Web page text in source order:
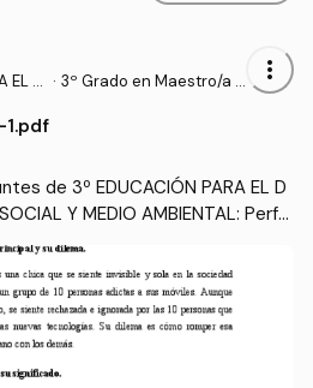
EL D · 3º Grado en Maestro/a d
more_vert
de 3º EDUCACIÓN PARA EL D
Y MEDIO AMBIENTAL: Perfo